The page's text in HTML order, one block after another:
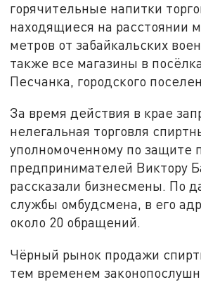
горячительные напитки
находящиеся на расстоянии
метров от забайкальских
также все магазины в
Песчанка, городского
За время действия в крае
нелегальная торговля
уполномоченному по защите
предпринимателей Виктору
рассказали бизнесмены. По
службы омбудсмена, в его
около 20 обращений.
Чёрный рынок продажи
тем временем